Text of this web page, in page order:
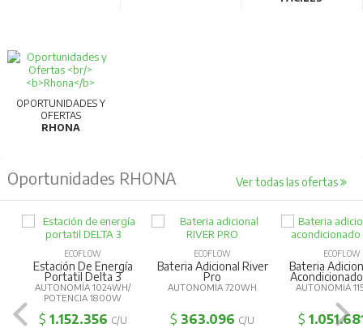
OPORTUNIDADES Y
OFERTAS
RHONA
Oportunidades RHONA Ver todas las ofertas
ECOFLOW
Estación De Energía
Portatil Delta 3
AUTONOMÍA 1024WH/
POTENCIA 1800W
$ 1.152.356 C/U
ECOFLOW
Bateria Adicional River
Pro
AUTONOMIA 720WH
$ 363.096 C/U
ECOFLOW
Bateria
AUTONOMIA
$